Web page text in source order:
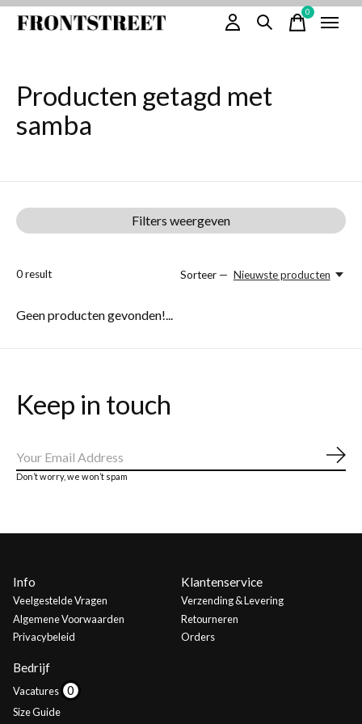
0items
Producten getagd met
samba
Filters weergeven
0result Sorteer — Nieuwste producten
Geen producten gevonden!...
Keep in touch
Don’t worry, we won’t spam
Info
Veelgestelde Vragen
Algemene Voorwaarden
Privacybeleid
Klantenservice
Verzending & Levering
Retourneren
Orders
Bedrijf
Vacatures
Size Guide